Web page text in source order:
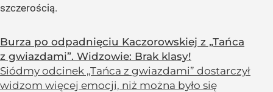
szczerością.
Burza po odpadnięciu Kaczorowskiej z „Tańca
z gwiazdami”. Widzowie: Brak klasy!
Siódmy odcinek „Tańca z gwiazdami” dostarczył
widzom więcej emocji, niż można było się